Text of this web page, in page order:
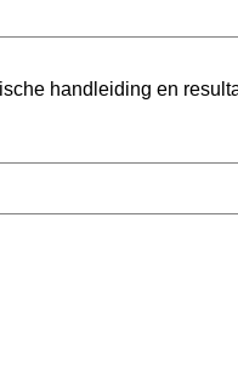
handleiding en